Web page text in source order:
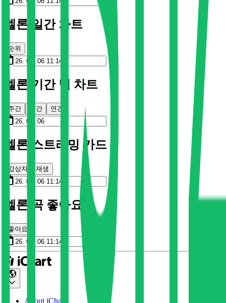
멜론 일간 차트
순위
멜론 기간 별 차트
주간 월간 연간
멜론 스트리밍 카드
감상자 재생
멜론 곡 좋아요
좋아요
About iChart